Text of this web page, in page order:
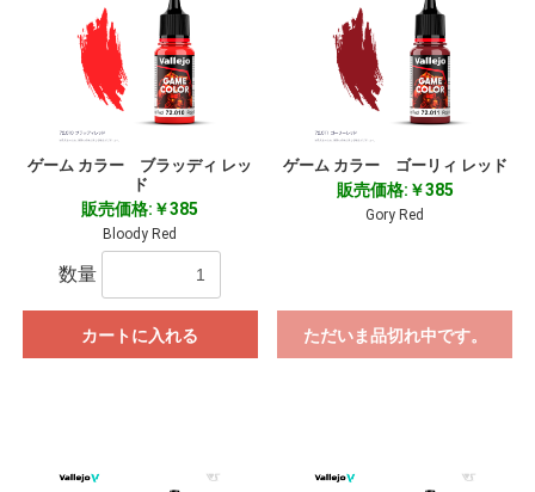
ゲーム カラー ブラッディ レッ
ド
販売価格:￥385
Bloody Red
数量
カートに入れる
ゲーム カラー ゴーリィ レッド
販売価格:￥385
Gory Red
ただいま品切れ中です。